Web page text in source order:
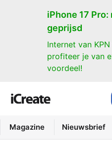
iPhone 17
geprijsd
Internet van
profiteer je van
voordeel!
Magazine Nieuwsbrief